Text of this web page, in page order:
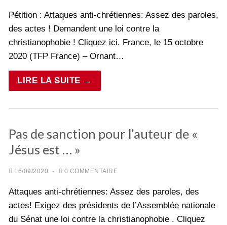
Pétition : Attaques anti-chrétiennes: Assez des paroles,
des actes ! Demandent une loi contre la
christianophobie ! Cliquez ici. France, le 15 octobre
2020 (TFP France) – Ornant…
LIRE LA SUITE →
Pas de sanction pour l’auteur de «
Jésus est … »
16/09/2020 - 0 COMMENTAIRE
Attaques anti-chrétiennes: Assez des paroles, des
actes! Exigez des présidents de l’Assemblée nationale
du Sénat une loi contre la christianophobie . Cliquez